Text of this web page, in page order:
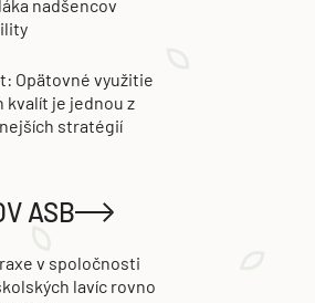
nadšencov
Opätovné využitie
kvalít je jednou z
stratégií
ASB
v spoločnosti
lavíc rovno